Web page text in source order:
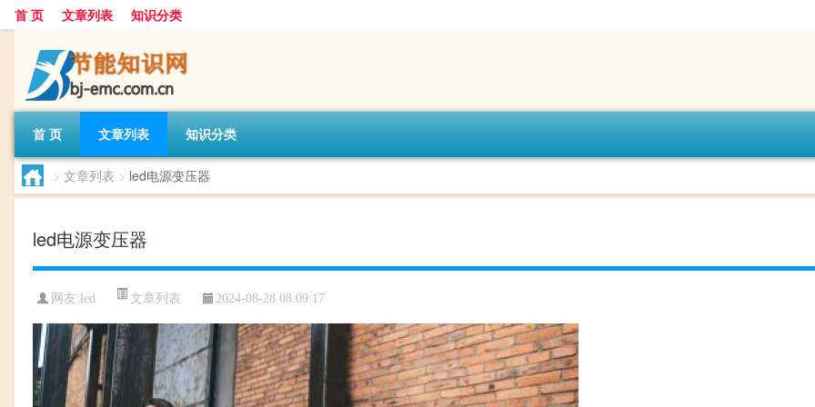
首 页 文章列表 知识分类
首 页 文章列表 知识分类
> 文章列表 > led电源变压器
led电源变压器
网友: led 文章列表 2024-08-28 08:09:17